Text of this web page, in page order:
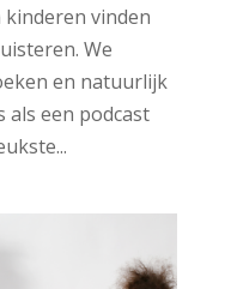
vinden
We
en natuurlijk
als een podcast